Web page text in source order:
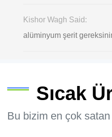
Kishor Wagh Said:
alüminyum şerit
Sıcak
Bu bizim en çok